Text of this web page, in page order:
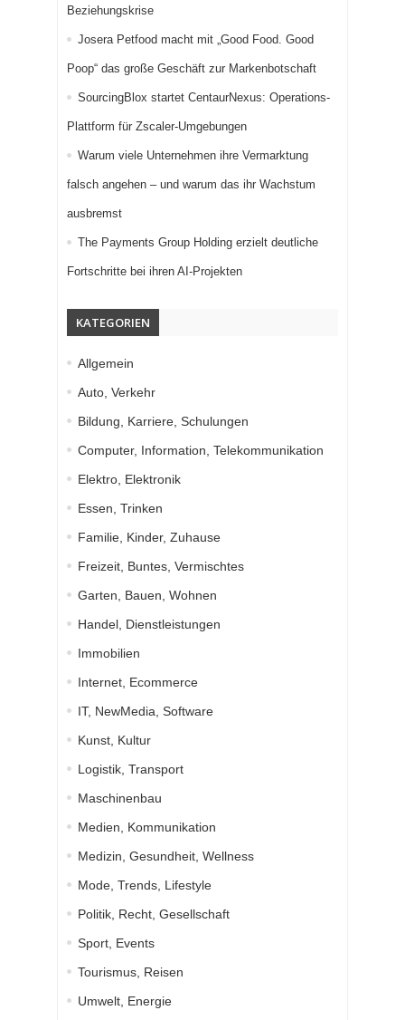
Beziehungskrise
Josera Petfood macht mit „Good Food. Good
Poop“ das große Geschäft zur Markenbotschaft
SourcingBlox startet CentaurNexus: Operations-
Plattform für Zscaler-Umgebungen
Warum viele Unternehmen ihre Vermarktung
falsch angehen – und warum das ihr Wachstum
ausbremst
The Payments Group Holding erzielt deutliche
Fortschritte bei ihren AI-Projekten
KATEGORIEN
Allgemein
Auto, Verkehr
Bildung, Karriere, Schulungen
Computer, Information, Telekommunikation
Elektro, Elektronik
Essen, Trinken
Familie, Kinder, Zuhause
Freizeit, Buntes, Vermischtes
Garten, Bauen, Wohnen
Handel, Dienstleistungen
Immobilien
Internet, Ecommerce
IT, NewMedia, Software
Kunst, Kultur
Logistik, Transport
Maschinenbau
Medien, Kommunikation
Medizin, Gesundheit, Wellness
Mode, Trends, Lifestyle
Politik, Recht, Gesellschaft
Sport, Events
Tourismus, Reisen
Umwelt, Energie